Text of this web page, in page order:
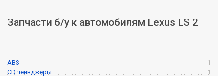
Запчасти б/у к автомобилям Lexus LS 2
ABS
1
CD чейнджеры
1